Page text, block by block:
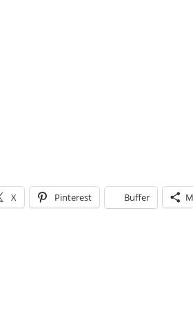
X Pinterest Buffer